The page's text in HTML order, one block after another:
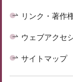
リンク・著作
ウェブアクセ
サイトマップ